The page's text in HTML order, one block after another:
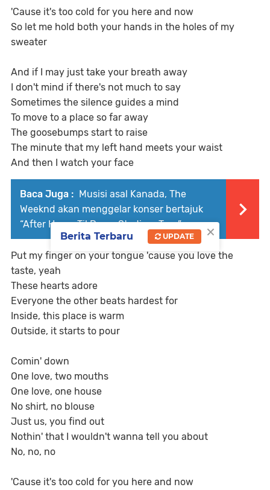
'Cause it's too cold for you here and now
So let me hold both your hands in the holes of my
sweater
And if I may just take your breath away
I don't mind if there's not much to say
Sometimes the silence guides a mind
To move to a place so far away
The goosebumps start to raise
The minute that my left hand meets your waist
And then I watch your face
Baca Juga : Musisi asal Kanada, The
Weeknd akan menggelar konser bertajuk
“After Hours Til Dawn Stadium Tour”
Put my finger on your tongue 'cause you love the
taste, yeah
These hearts adore
Everyone the other beats hardest for
Inside, this place is warm
Outside, it starts to pour
Comin' down
One love, two mouths
One love, one house
No shirt, no blouse
Just us, you find out
Nothin' that I wouldn't wanna tell you about
No, no, no
'Cause it's too cold for you here and now
×
Berita Terbaru UPDATE